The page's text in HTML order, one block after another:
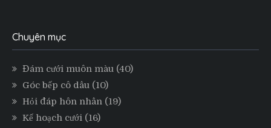
Chuyên mục
Đám cưới muôn màu (40)
Góc bếp cô dâu (10)
Hỏi đáp hôn nhân (19)
Kế hoạch cưới (16)